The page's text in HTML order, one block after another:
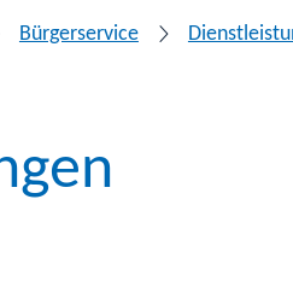
Bürgerservice